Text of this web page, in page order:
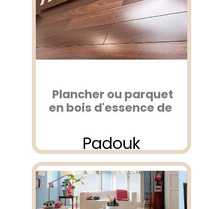
Plancher ou parquet
en bois d'essence de
Padouk